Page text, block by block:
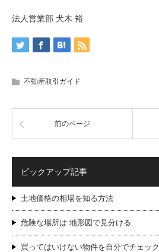
法人営業部 犬木 裕
不動産取引ガイド
前のページ
ピックアップ記事
土地価格の相場を知る方法
危険な場所は 地形図で見分ける
買ってはいけない物件を自分でチェック